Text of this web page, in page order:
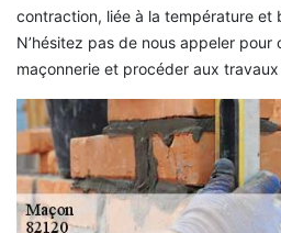
contraction, liée à la température et
N’hésitez pas de nous appeler pour
maçonnerie et procéder aux travaux